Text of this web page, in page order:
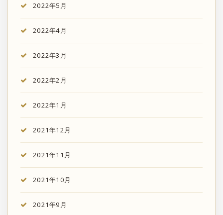
2022年5月
2022年4月
2022年3月
2022年2月
2022年1月
2021年12月
2021年11月
2021年10月
2021年9月